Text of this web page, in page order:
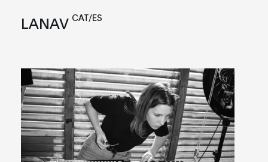
LANAV CAT/ES